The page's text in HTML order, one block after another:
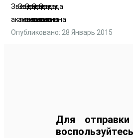
Опубликовано: 28 Январь 2015
Для